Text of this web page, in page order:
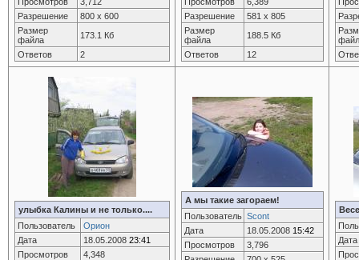
Разрешение
800 x 600
Размер
файла
173.1 Кб
Ответов
2
Разрешение
581 x 805
Размер
файла
188.5 Кб
Ответов
12
улыбка Калины и не только....
Пользователь
Орион
Дата
18.05.2008 23:41
Просмотров
4,348
А мы такие загораем!
Пользователь Scont
Дата
18.05.2008 15:42
Просмотров
3,796
Дата